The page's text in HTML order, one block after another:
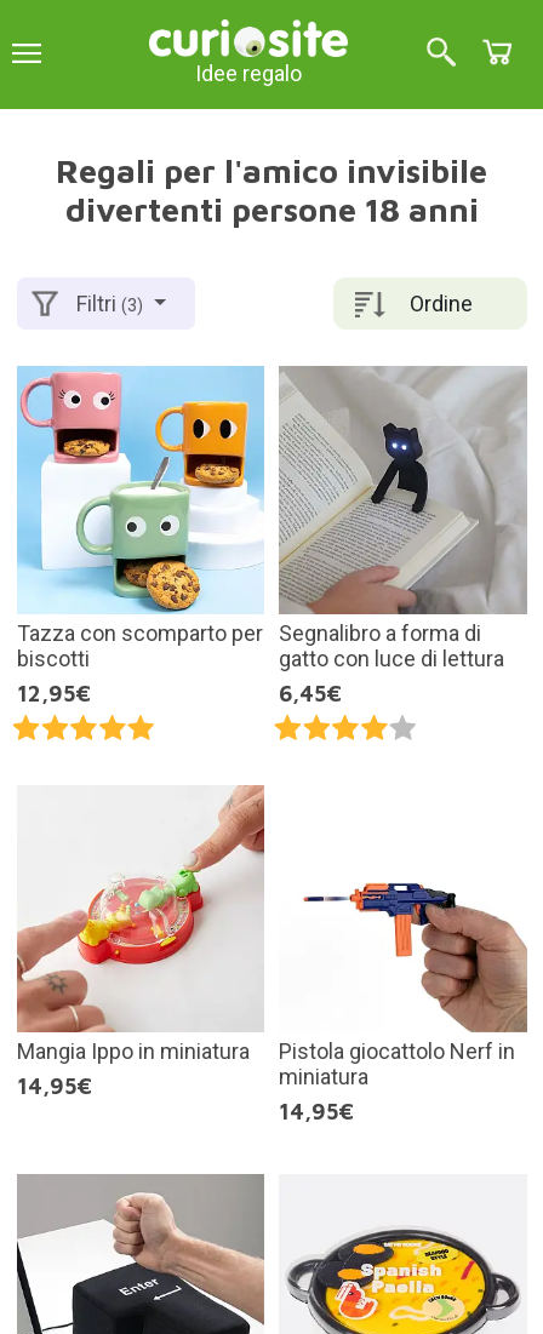
Idee regalo
Regali per l'amico invisibile
divertenti persone 18 anni
Ordine
Filtri(3)
Tazza con scomparto per
biscotti
12,95€
Segnalibro a forma di
gatto con luce di lettura
6,45€
Mangia Ippo in miniatura
14,95€
Pistola giocattolo Nerf in
miniatura
14,95€